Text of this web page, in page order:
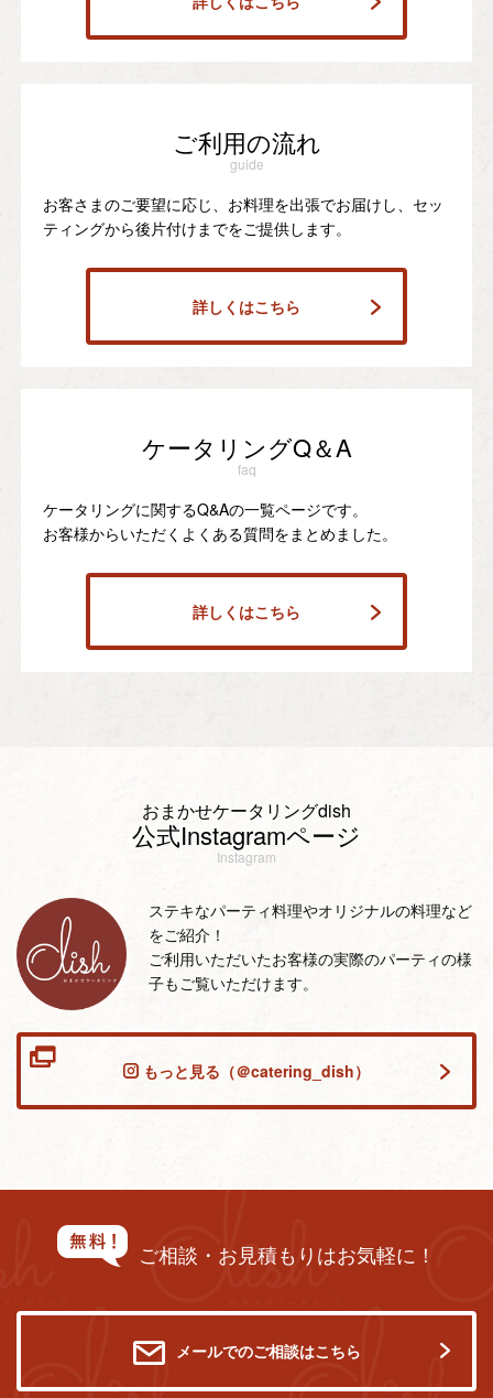
ご利用の流れ
guide
お客さまのご要望に応じ、お料理を出張でお届けし、セッ
ティングから後片付けまでをご提供します。
詳しくはこちら
ケータリングQ＆A
faq
ケータリングに関するQ&Aの一覧ページです。
お客様からいただくよくある質問をまとめました。
詳しくはこちら
おまかせケータリングdish
公式Instagramページ
Instagram
ステキなパーティ料理やオリジナルの料理など
をご紹介！
ご利用いただいたお客様の実際のパーティの様
子もご覧いただけます。
もっと見る（＠catering_dish）
ご相談・お見積もりはお気軽に！
メールでのご相談はこちら